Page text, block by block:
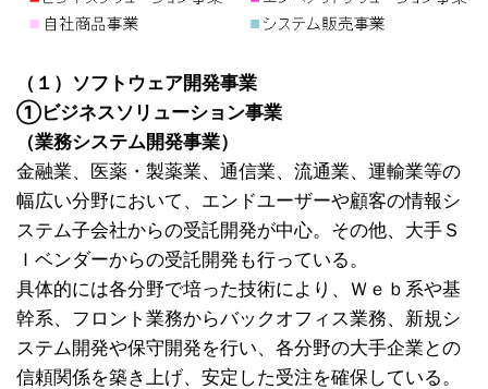
（１）ソフトウェア開発事業
①ビジネスソリューション事業
（業務システム開発事業）
金融業、医薬・製薬業、通信業、流通業、運輸業等の
幅広い分野において、エンドユーザーや顧客の情報シ
ステム子会社からの受託開発が中心。その他、大手Ｓ
Ｉベンダーからの受託開発も行っている。
具体的には各分野で培った技術により、Ｗｅｂ系や基
幹系、フロント業務からバックオフィス業務、新規シ
ステム開発や保守開発を行い、各分野の大手企業との
信頼関係を築き上げ、安定した受注を確保している。